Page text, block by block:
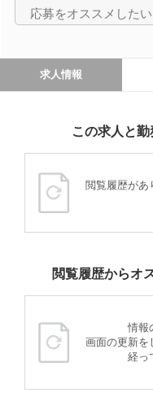
応募をオススメしたい
求人情報
この求人と
閲覧履歴があ
閲覧履歴からオ
情報
画面の更新を
経っ